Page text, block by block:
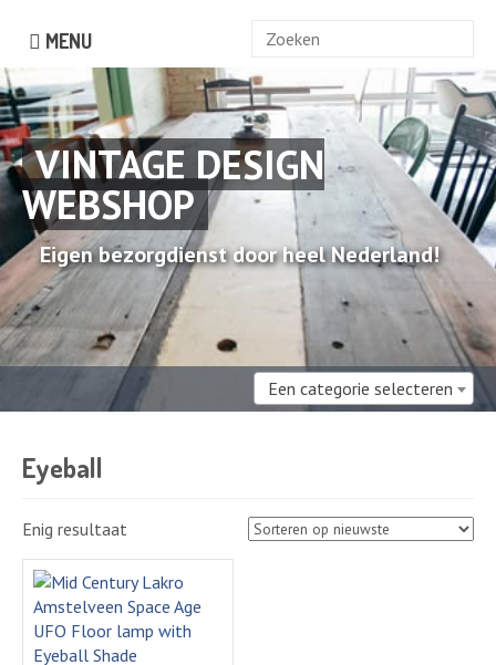
MENU
Zoek
VINTAGE DESIGN
WEBSHOP
Eigen bezorgdienst door heel Nederland!
Een categorie selecteren
Eyeball
Enig resultaat